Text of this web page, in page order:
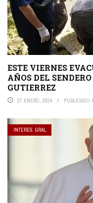
ESTE VIERNES
AÑOS DEL
GUTIERREZ
27 ENERO, 2024 PUBLICADO
INTERES. GRAL.